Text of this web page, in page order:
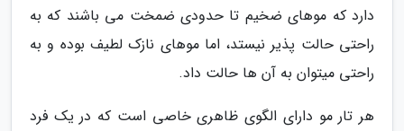
دارد که موهای ضخیم تا حدودی ضمخت می باشند که به
راحتی حالت پذیر نیستد، اما موهای نازک لطیف بوده و به
راحتی میتوان به آن ها حالت داد.
هر تار مو دارای الگوی ظاهری خاصی است که در یک فرد